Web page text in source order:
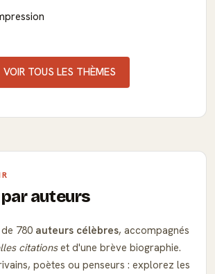
VOIR TOUS LES THÈMES
auteurs
780 auteurs célèbres, accompagnés
citationset d'une brève biographie.
poètes ou penseurs : explorez les